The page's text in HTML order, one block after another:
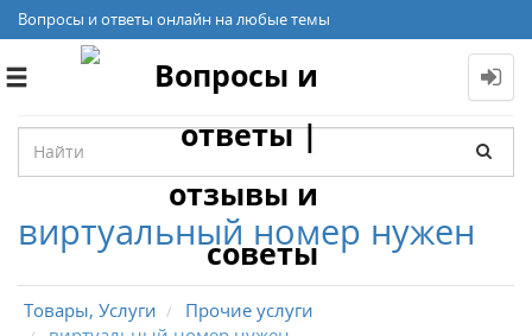
Вопросы и ответы онлайн на любые темы
Toggle
виртуальный номер нужен
Товары, Услуги
Прочие услуги